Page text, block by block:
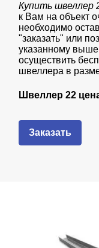
Купить швеллер
к Вам на объект
необходимо
"заказать" или
указанному
осуществить
швеллера в
Швеллер 22
Заказать